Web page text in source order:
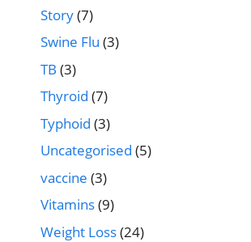
Story(7)
Swine Flu (3)
TB (3)
Thyroid (7)
Typhoid (3)
Uncategorised (5)
vaccine (3)
Vitamins(9)
Weight Loss(24)